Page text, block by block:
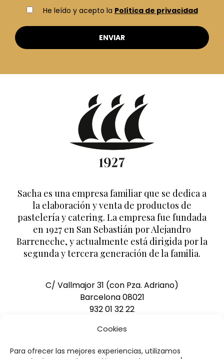
Cookies
Para ofrecer las mejores experiencias, utilizamos
He leído y acepto la Política de privacidad
Sacha es una empresa familiar que se dedica a
la elaboración y venta de productos de
pastelería y catering. La empresa fue fundada
en 1927 en San Sebastián por Alejandro
Barreneche, y actualmente está dirigida por la
segunda y tercera generación de la familia.
C/ Vallmajor 31 (con Pza. Adriano)
Barcelona 08021
932 01 32 22